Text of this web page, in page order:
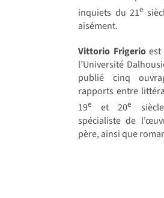
inquiets du 21e
aisément.
Vittorio Frigerioest
l’Université
publié cinq
rapports entre
19e et 20e
spécialiste de
père, ainsi que